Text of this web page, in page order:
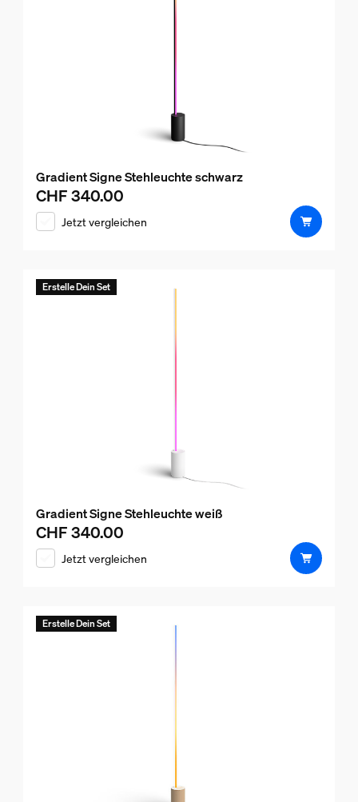
Gradient Signe Stehleuchte schwarz
Aktueller Preis ist CHF 340.00
CHF 340.00
Jetzt vergleichen
Erstelle Dein Set
Gradient Signe Stehleuchte weiß
Aktueller Preis ist CHF 340.00
CHF 340.00
Jetzt vergleichen
Erstelle Dein Set